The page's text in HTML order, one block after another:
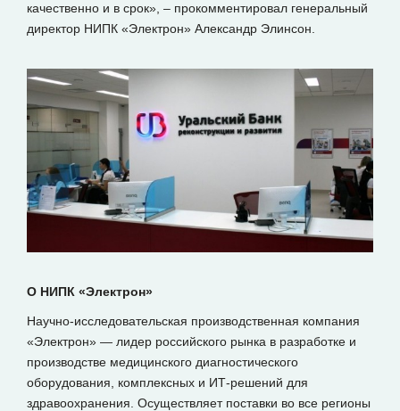
качественно и в срок», – прокомментировал генеральный
директор НИПК «Электрон» Александр Элинсон.
О НИПК «Электрон»
Научно-исследовательская производственная компания
«Электрон» — лидер российского рынка в разработке и
производстве медицинского диагностического
оборудования, комплексных и ИТ-решений для
здравоохранения. Осуществляет поставки во все регионы